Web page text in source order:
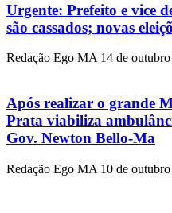
Urgente: Prefeito e vice
são cassados; novas
Redação Ego MA 14 de
Após realizar o grande
Prata viabiliza
Gov. Newton Bello-Ma
Redação Ego MA 10 de